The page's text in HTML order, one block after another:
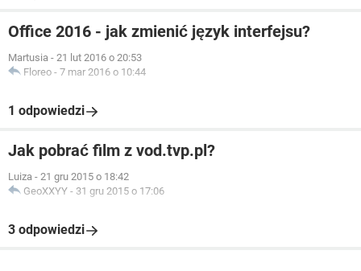
Office 2016 - jak zmienić język interfejsu?
Martusia - 21 lut 2016 o 20:53
Floreo - 7 mar 2016 o 10:44
1 odpowiedzi
Jak pobrać film z vod.tvp.pl?
Luiza - 21 gru 2015 o 18:42
GeoXXYY - 31 gru 2015 o 17:06
3 odpowiedzi